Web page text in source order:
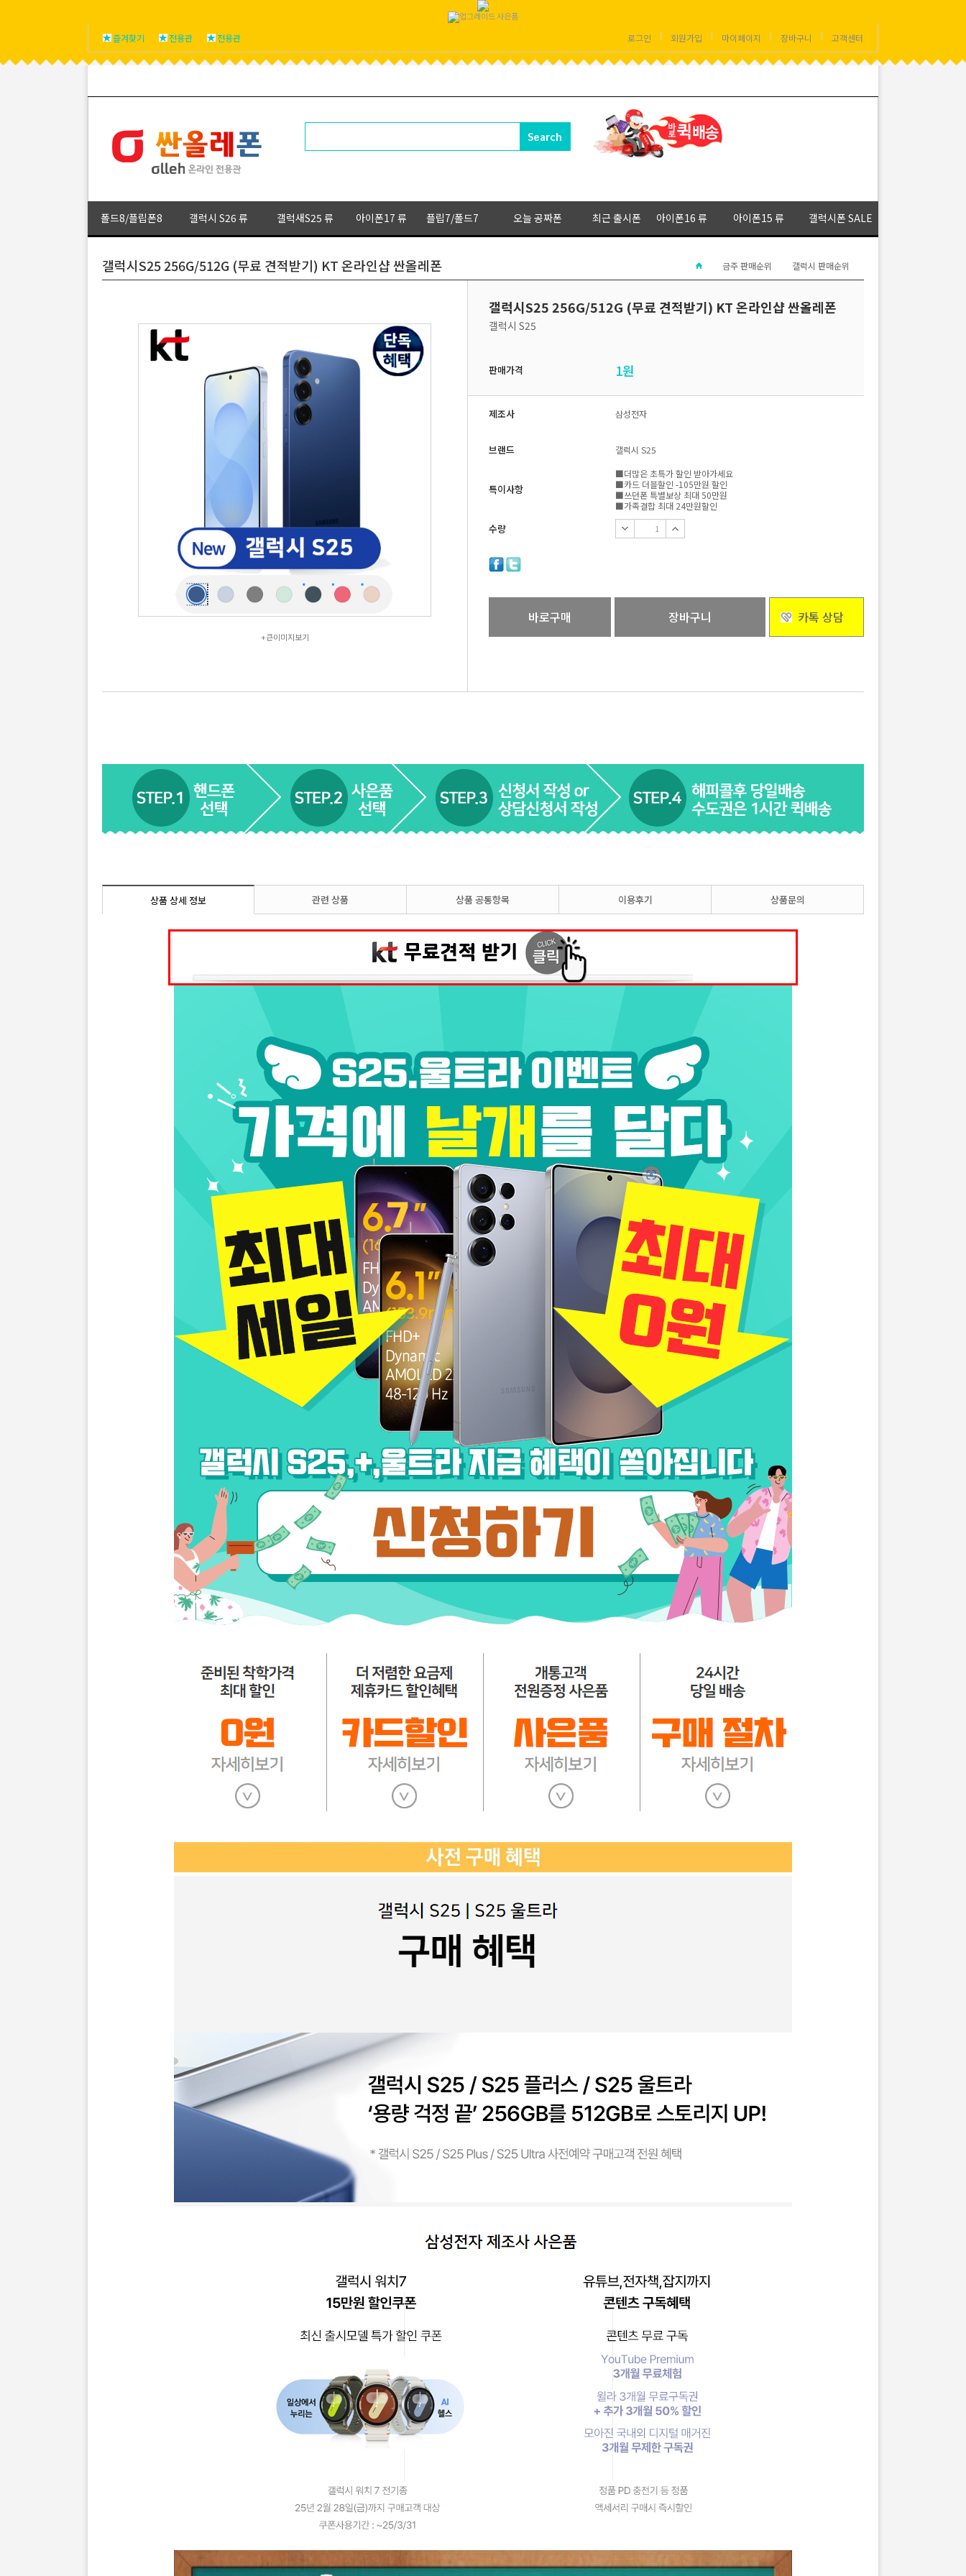
즐겨찾기 전용관 전용관 로그인 회원가입 마이페이지 장바구니 고객센터
폴드8/플립폰8 갤럭시 S26 류 갤럭새S25 류 아이폰17 류 플립7/폴드7 오늘 공짜폰 최근 출시폰 아이폰16 류 아이폰15 류 갤럭시폰 SALE
금주 판매순위 갤럭시 판매순위
갤럭시S25 256G/512G (무료 견적받기) KT 온라인샵 싼올레폰
+큰이미지보기
갤럭시S25 256G/512G (무료 견적받기) KT 온라인샵 싼올레폰
갤럭시 S25
판매가격 1원
제조사 삼성전자
브랜드 갤럭시 S25
특이사항
■더많은 초특가 할인 받아가세요
■카드 더블할인 -105만원 할인
■쓰던폰 특별보상 최대 50만원
■가족결합 최대 24만원할인
수량
바로구매 장바구니 카톡 상담
상품 상세 정보 관련 상품 상품 공통항목 이용후기 상품문의